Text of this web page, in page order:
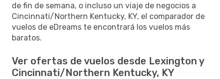
de fin de semana, o incluso un viaje de negocios a
Cincinnati/Northern Kentucky, KY, el comparador de
vuelos de eDreams te encontrará los vuelos más
baratos.
Ver ofertas de vuelos desde Lexington y
Cincinnati/Northern Kentucky, KY